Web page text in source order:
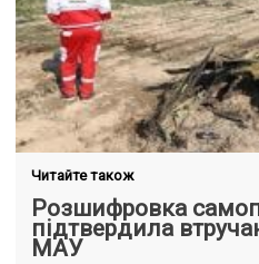
Читайте також
Розшифровка
підтвердила
МАУ